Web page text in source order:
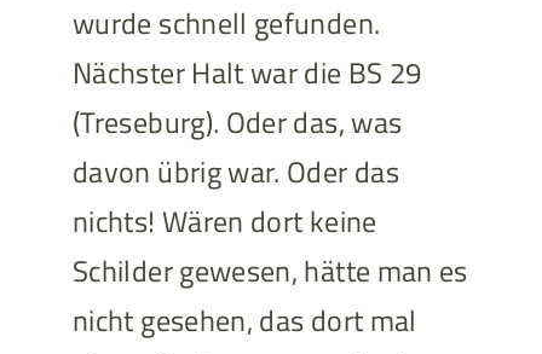
wurde schnell gefunden.
Nächster Halt war die BS 29
(Treseburg). Oder das, was
davon übrig war. Oder das
nichts! Wären dort keine
Schilder gewesen, hätte man es
nicht gesehen, das dort mal